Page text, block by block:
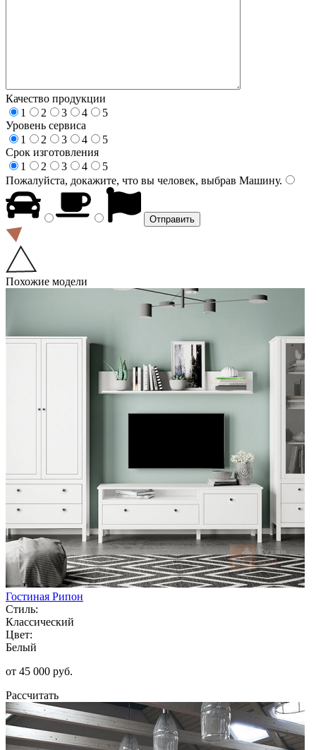
Качество продукции
1
2 3 4
5
Уровень сервиса
1
2 3 4
5
Срок изготовления
1
2 3 4
5
Пожалуйста, докажите, что вы человек, выбрав Машину.
Похожие модели
Гостиная Рипон
Стиль:
Классический
Цвет:
Белый
от 45 000 руб.
Рассчитать